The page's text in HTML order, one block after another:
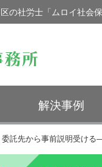
の社労士「ムロイ社会保
解決事例
託先から事前説明受け